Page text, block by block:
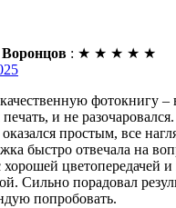
: ★ ★ ★ ★ ★
фотокнигу –
печать, и не
простым, все
быстро отвечала на
хорошей цветопередачей
Сильно порадовал
попробовать.